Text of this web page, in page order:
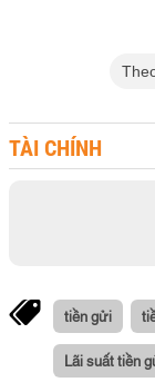
TÀI CHÍNH
tiền gửi
Lãi suất tiền